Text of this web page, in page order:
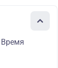
Время